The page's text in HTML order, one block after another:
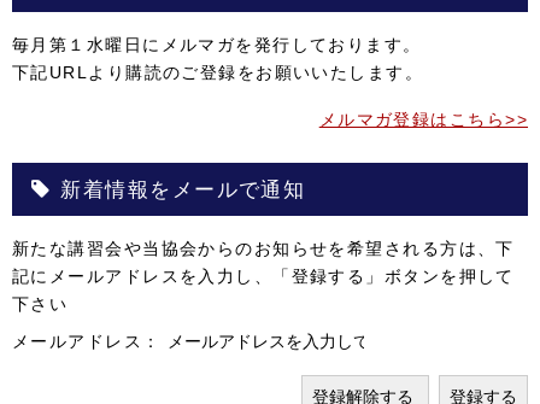
毎月第１水曜日にメルマガを発行しております。
下記URLより購読のご登録をお願いいたします。
メルマガ登録はこちら>>
新着情報をメールで通知
新たな講習会や当協会からのお知らせを希望される方は、下
記にメールアドレスを入力し、「登録する」ボタンを押して
下さい
メールアドレス：